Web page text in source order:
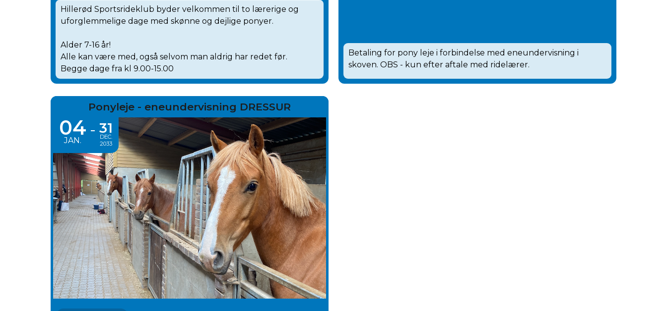
Hillerød Sportsrideklub byder velkommen til to lærerige og
uforglemmelige dage med skønne og dejlige ponyer.
Alder 7-16 år!
Alle kan være med, også selvom man aldrig har redet før.
Begge dage fra kl 9.00-15.00
Betaling for pony leje i forbindelse med eneundervisning i
skoven. OBS - kun efter aftale med ridelærer.
Ponyleje - eneundervisning DRESSUR
04
JAN.
- 31
DEC.
2033